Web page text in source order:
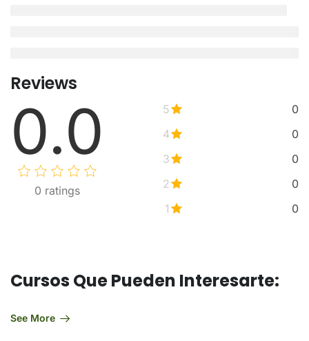
Reviews
0.0
0 ratings
5
0
4
0
3
0
2
0
1
0
Cursos Que Pueden Interesarte:
See More